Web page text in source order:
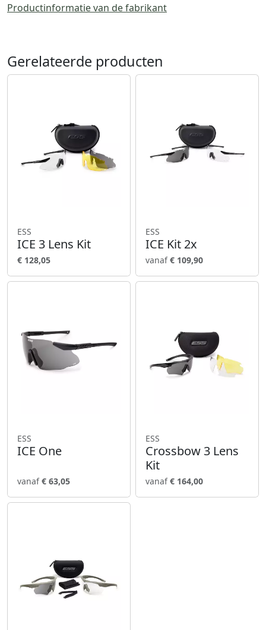
Productinformatie van de fabrikant
Gerelateerde producten
ESS
ICE 3 Lens Kit
€ 128,05
ESS
ICE Kit 2x
vanaf€ 109,90
ESS
ICE One
vanaf€ 63,05
ESS
Crossbow 3 Lens
Kit
vanaf€ 164,00